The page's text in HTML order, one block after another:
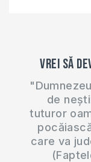
Vrei să
de
tuturor
care va